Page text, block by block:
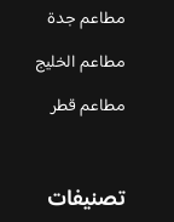
مطاعم جدة
مطاعم الخليج
مطاعم قطر
تصنيفات